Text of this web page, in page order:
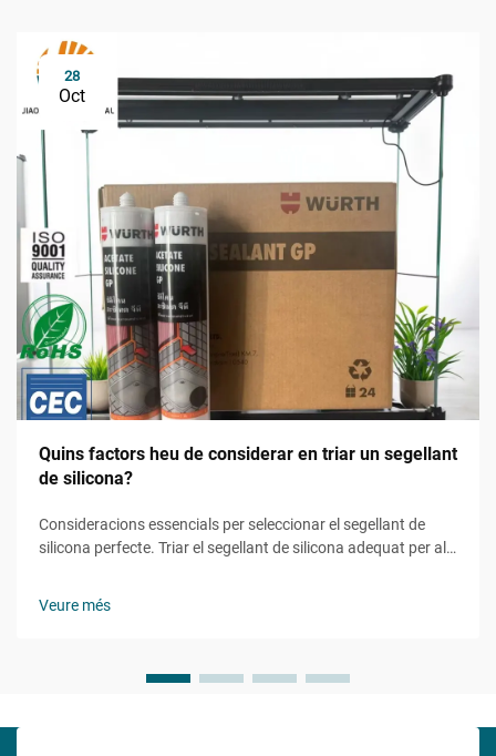
28
Oct
Quins factors heu de considerar en triar un segellant
de silicona?
Consideracions essencials per seleccionar el segellant de
silicona perfecte. Triar el segellant de silicona adequat per al
Veure més